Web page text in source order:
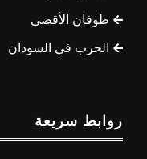
طوفان الأقصى
الحرب في السودان
روابط سريعة